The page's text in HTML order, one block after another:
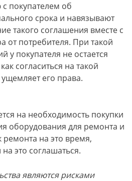
покупателем об
срока и навязывают
такого соглашения вместе с
от потребителя. При такой
у покупателя не остается
согласиться на такой
его права.
на необходимость покупки
оборудования для ремонта и
ремонта на это время,
это соглашаться.
являются рисками